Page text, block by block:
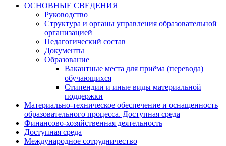
ОСНОВНЫЕ СВЕДЕНИЯ
Руководство
Структура и органы управления образовательной
организацией
Педагогический состав
Документы
Образование
Вакантные места для приёма (перевода)
обучающихся
Стипендии и иные виды материальной
поддержки
Материально-техническое обеспечение и оснащенность
образовательного процесса. Доступная среда
Финансово-хозяйственная деятельность
Доступная среда
Международное сотрудничество